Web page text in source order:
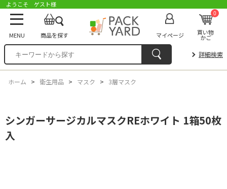
ようこそ ゲスト様
MENU 商品を探す マイページ
0
買い物
かご
詳細検索
ホーム > 衛生用品 > マスク > 3層マスク
シンガーサージカルマスクREホワイト 1箱50枚
入